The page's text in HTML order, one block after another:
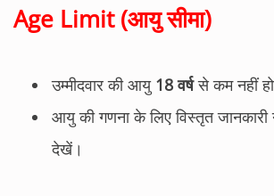
Age Limit (आयु सीमा)
उम्मीदवार की आयु 18 वर्षसे कम नहीं
आयु की गणना के लिए विस्तृत जानकारी
देखें।